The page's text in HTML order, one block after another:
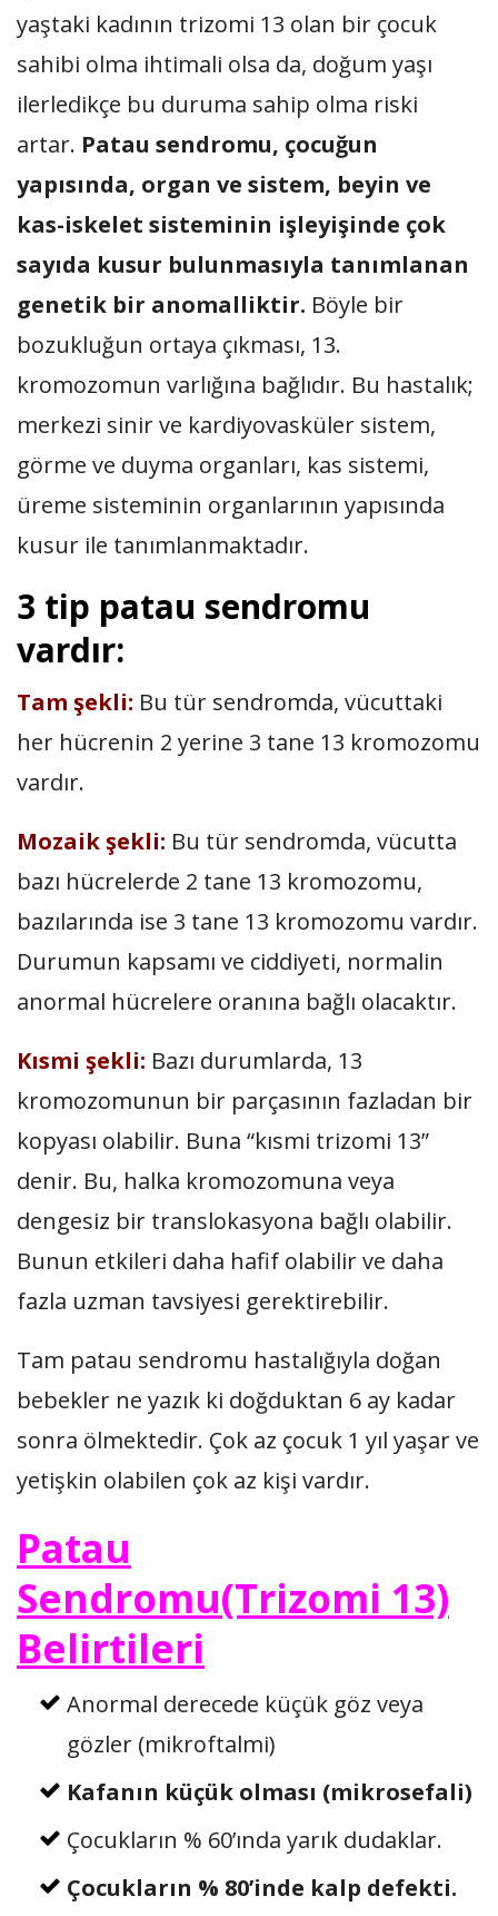
yaştaki kadının trizomi 13 olan bir çocuk
sahibi olma ihtimali olsa da, doğum yaşı
ilerledikçe bu duruma sahip olma riski
artar. Patau sendromu, çocuğun
yapısında, organ ve sistem, beyin ve
kas-iskelet sisteminin işleyişinde çok
sayıda kusur bulunmasıyla tanımlanan
genetik bir anomalliktir. Böyle bir
bozukluğun ortaya çıkması, 13.
kromozomun varlığına bağlıdır. Bu hastalık;
merkezi sinir ve kardiyovasküler sistem,
görme ve duyma organları, kas sistemi,
üreme sisteminin organlarının yapısında
kusur ile tanımlanmaktadır.
3 tip patau sendromu
vardır:
Tam şekli: Bu tür sendromda, vücuttaki
her hücrenin 2 yerine 3 tane 13 kromozomu
vardır.
Mozaik şekli: Bu tür sendromda, vücutta
bazı hücrelerde 2 tane 13 kromozomu,
bazılarında ise 3 tane 13 kromozomu vardır.
Durumun kapsamı ve ciddiyeti, normalin
anormal hücrelere oranına bağlı olacaktır.
Kısmi şekli: Bazı durumlarda, 13
kromozomunun bir parçasının fazladan bir
kopyası olabilir. Buna “kısmi trizomi 13”
denir. Bu, halka kromozomuna veya
dengesiz bir translokasyona bağlı olabilir.
Bunun etkileri daha hafif olabilir ve daha
fazla uzman tavsiyesi gerektirebilir.
Tam patau sendromu hastalığıyla doğan
bebekler ne yazık ki doğduktan 6 ay kadar
sonra ölmektedir. Çok az çocuk 1 yıl yaşar ve
yetişkin olabilen çok az kişi vardır.
Patau
Sendromu(Trizomi 13)
Belirtileri
Anormal derecede küçük göz veya
gözler (mikroftalmi)
Kafanın küçük olması (mikrosefali)
Çocukların % 60’ında yarık dudaklar.
Çocukların % 80’inde kalp defekti.